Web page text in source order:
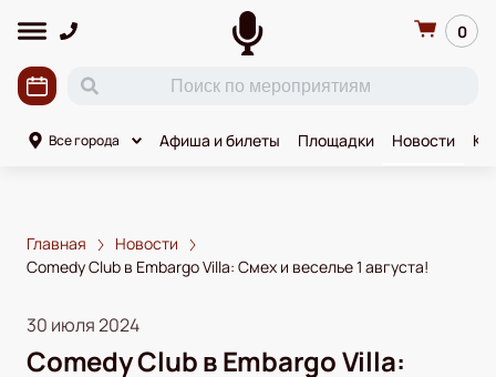
0
Все города Афиша и билеты Площадки Новости
Главная
Новости
Comedy Club в Embargo Villa: Смех и веселье 1 августа!
30 июля 2024
Comedy Club в Embargo Villa: